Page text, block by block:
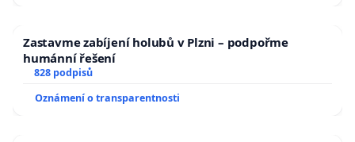
Zastavme zabíjení holubů v Plzni – podpořme
humánní řešení
828 podpisů
Oznámení o transparentnosti